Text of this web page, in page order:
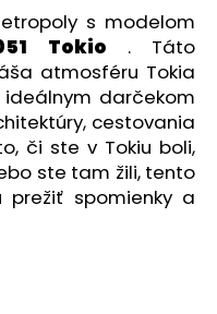
s modelom
Tokio . Táto
atmosféru Tokia
darčekom
cestovania
či ste v Tokiu boli,
ste tam žili, tento
prežiť spomienky a